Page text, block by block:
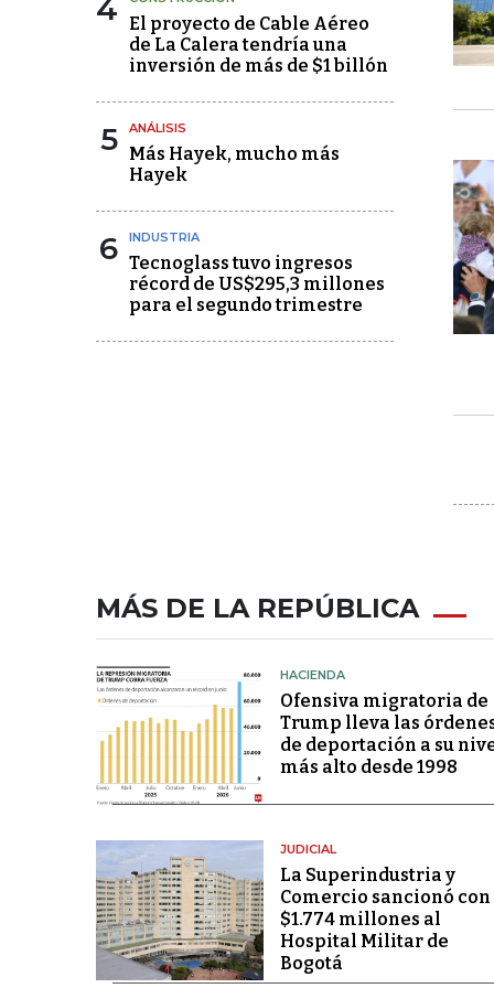
4
El proyecto de Cable Aéreo
de La Calera tendría una
inversión de más de $1 billón
5 ANÁLISIS
Más Hayek, mucho más
Hayek
6 INDUSTRIA
Tecnoglass tuvo ingresos
récord de US$295,3 millones
para el segundo trimestre
MÁS DE LA REPÚBLICA
HACIENDA
Ofensiva migratoria de
Trump lleva las
de deportación a su
más alto desde 1998
JUDICIAL
La Superindustria y
Comercio sancionó con
$1.774 millones al
Hospital Militar de
Bogotá